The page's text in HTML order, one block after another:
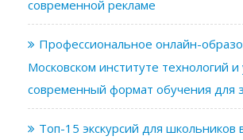
современной рекламе
Профессиональное онлайн-
Московском институте технологий и
современный формат обучения для
Топ-15 экскурсий для школьников